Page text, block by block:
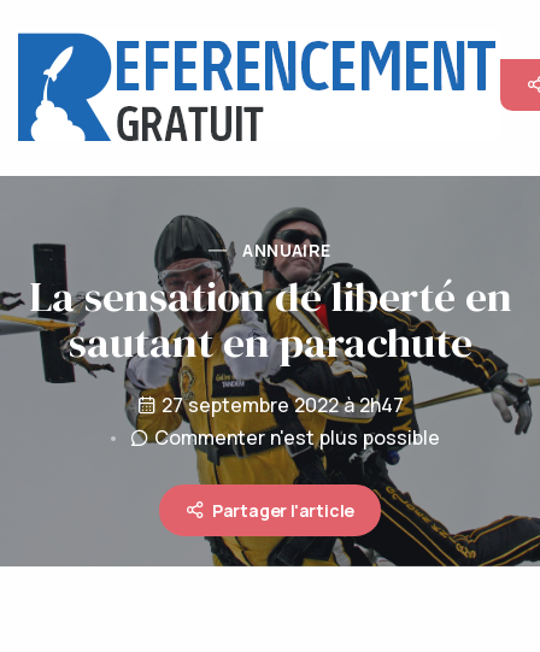
ANNUAIRE
La sensation de liberté en
sautant en parachute
27 septembre 2022 à 2h47
Commenter n'est plus possible
Partager l'article